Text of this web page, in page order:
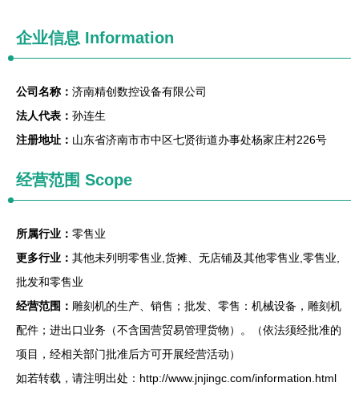
企业信息 Information
公司名称： 济南精创数控设备有限公司
法人代表： 孙连生
注册地址： 山东省济南市市中区七贤街道办事处杨家庄村226号
经营范围 Scope
所属行业： 零售业
更多行业： 其他未列明零售业,货摊、无店铺及其他零售业,零售业,
批发和零售业
经营范围： 雕刻机的生产、销售；批发、零售：机械设备，雕刻机
配件；进出口业务（不含国营贸易管理货物）。（依法须经批准的
项目，经相关部门批准后方可开展经营活动）
如若转载，请注明出处：http://www.jnjingc.com/information.html